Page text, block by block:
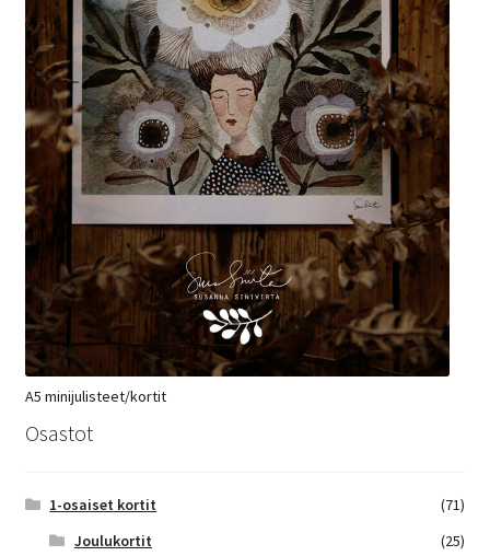
A5 minijulisteet/kortit
Osastot
1-osaiset kortit
(71)
Joulukortit
(25)